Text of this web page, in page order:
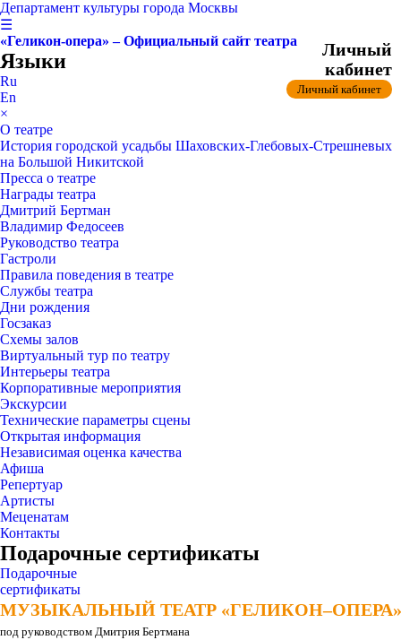
Департамент культуры города Москвы
☰
«Геликон-опера» – Официальный сайт театра
Языки
Ru
En
×
О театре
История городской усадьбы Шаховских-Глебовых-Стрешневых
на Большой Никитской
Пресса о театре
Награды театра
Дмитрий Бертман
Владимир Федосеев
Руководство театра
Гастроли
Правила поведения в театре
Службы театра
Дни рождения
Госзаказ
Схемы залов
Виртуальный тур по театру
Интерьеры театра
Корпоративные мероприятия
Экскурсии
Технические параметры сцены
Открытая информация
Независимая оценка качества
Афиша
Репертуар
Артисты
Меценатам
Контакты
Подарочные сертификаты
Подарочные
сертификаты
МУЗЫКАЛЬНЫЙ ТЕАТР «ГЕЛИКОН–ОПЕРА»
МУЗЫКАЛЬНЫЙ ТЕАТР «ГЕЛИКОН–ОПЕРА»
под руководством Дмитрия Бертмана
Личный
кабинет
Личный кабинет